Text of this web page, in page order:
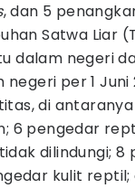
, dan 5
Satwa Liar
dalam negeri
negeri per 1
di
6 pengedar
dilindungi;
kulit